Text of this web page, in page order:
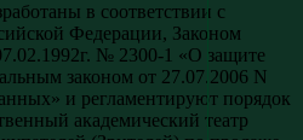
в соответствии с
Федерации, Законом
№ 2300-1 «О защите
законом от 27.07.2006 N
и регламентируют порядок
академический театр